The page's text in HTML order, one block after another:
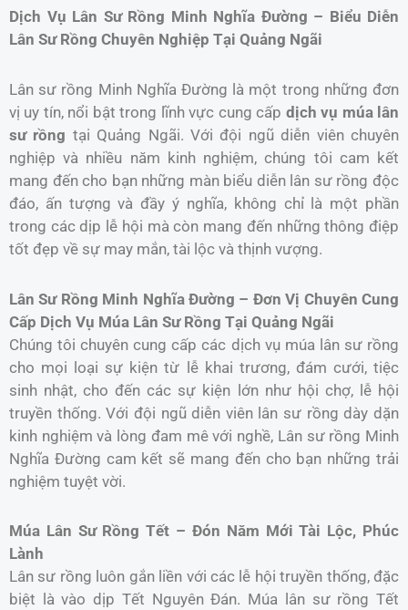
Dịch Vụ Lân Sư Rồng Minh Nghĩa Đường – Biểu Diễn
Lân Sư Rồng Chuyên Nghiệp Tại Quảng Ngãi
Lân sư rồng Minh Nghĩa Đường là một trong những đơn
vị uy tín, nổi bật trong lĩnh vực cung cấp dịch vụ múa lân
sư rồng tại Quảng Ngãi. Với đội ngũ diễn viên chuyên
nghiệp và nhiều năm kinh nghiệm, chúng tôi cam kết
mang đến cho bạn những màn biểu diễn lân sư rồng độc
đáo, ấn tượng và đầy ý nghĩa, không chỉ là một phần
trong các dịp lễ hội mà còn mang đến những thông điệp
tốt đẹp về sự may mắn, tài lộc và thịnh vượng.
Lân Sư Rồng Minh Nghĩa Đường – Đơn Vị Chuyên Cung
Cấp Dịch Vụ Múa Lân Sư Rồng Tại Quảng Ngãi
Chúng tôi chuyên cung cấp các dịch vụ múa lân sư rồng
cho mọi loại sự kiện từ lễ khai trương, đám cưới, tiệc
sinh nhật, cho đến các sự kiện lớn như hội chợ, lễ hội
truyền thống. Với đội ngũ diễn viên lân sư rồng dày dặn
kinh nghiệm và lòng đam mê với nghề, Lân sư rồng Minh
Nghĩa Đường cam kết sẽ mang đến cho bạn những trải
nghiệm tuyệt vời.
Múa Lân Sư Rồng Tết – Đón Năm Mới Tài Lộc, Phúc
Lành
Lân sư rồng luôn gắn liền với các lễ hội truyền thống, đặc
biệt là vào dịp Tết Nguyên Đán. Múa lân sư rồng Tết